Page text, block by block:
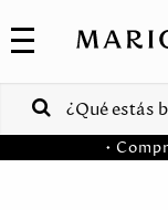
COLECCIONES
VENTAS
•